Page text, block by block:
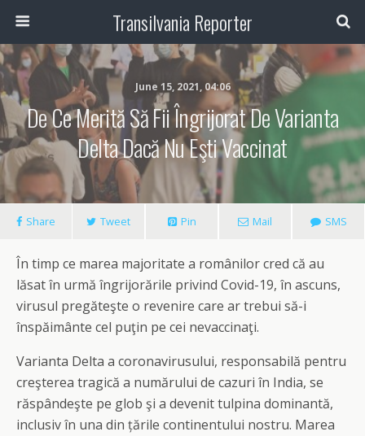
Transilvania Reporter
June 15, 2021, 04:06
De Ce Merită Să Fii Îngrijorat De Varianta
Delta Dacă Nu Eşti Vaccinat
Share Tweet Pin Mail SMS
În timp ce marea majoritate a românilor cred că au
lăsat în urmă îngrijorările privind Covid-19, în ascuns,
virusul pregăteşte o revenire care ar trebui să-i
înspăimânte cel puţin pe cei nevaccinaţi.
Varianta Delta a coronavirusului, responsabilă pentru
creşterea tragică a numărului de cazuri în India, se
răspândeşte pe glob şi a devenit tulpina dominantă,
inclusiv în una din țările continentului nostru. Marea